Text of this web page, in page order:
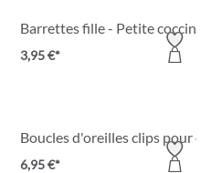
Barrettes fille - Petite
3,95 €*
Bague pour enfant Ensemble de bagues pour
Boucles d'oreilles clips pour
6,95 €*